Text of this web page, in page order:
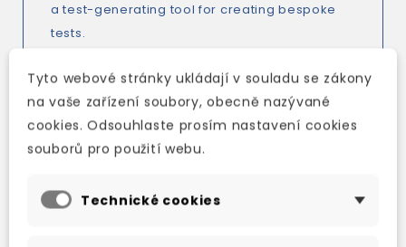
a test-generating tool for creating bespoke
tests.
Also includes:
*60 photocopiable grammar, vocabulary, and
speaking worksheets
*Student’s Book audio scripts
Tyto webové stránky ukládají v souladu se zákony
na vaše zařízení soubory, obecně nazývané
cookies. Odsouhlaste prosím nastavení cookies
souborů pro použití webu.
Technické cookies